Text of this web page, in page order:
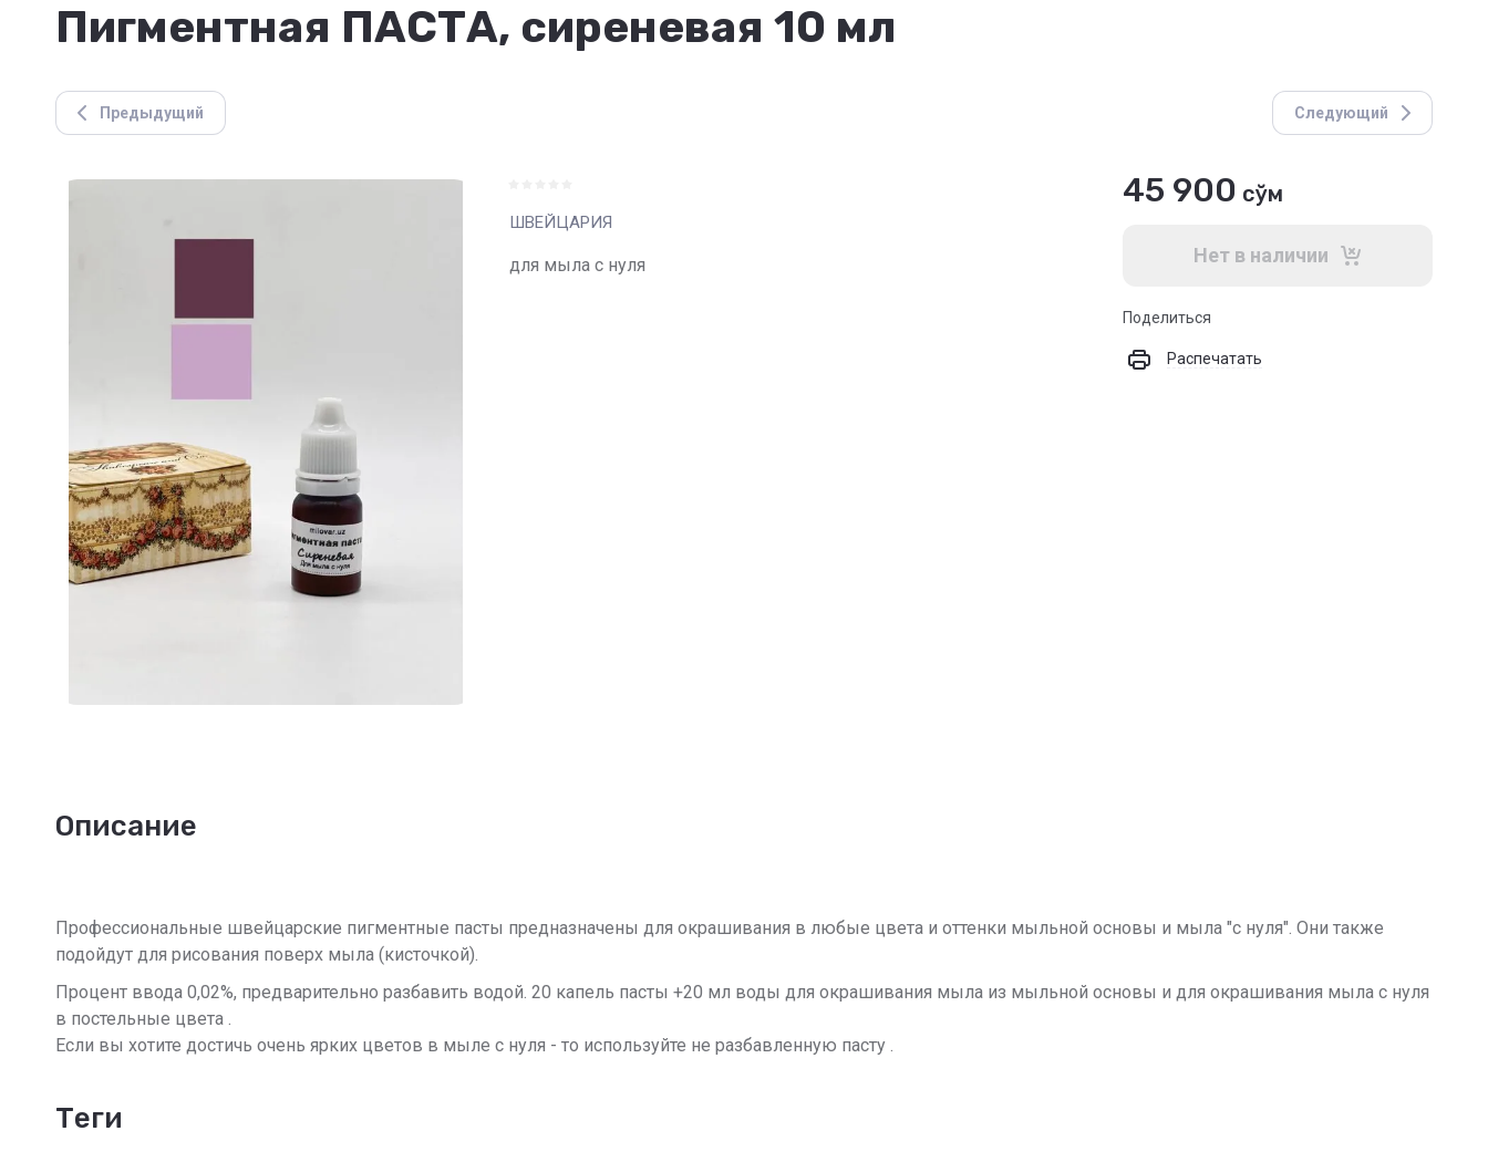
Пигментная ПАСТА, сиреневая 10 мл
Предыдущий Следующий
ШВЕЙЦАРИЯ
для мыла с нуля
45 900 сўм
Нет в наличии
Поделиться
Распечатать
Описание
Профессиональные швейцарские пигментные пасты предназначены для окрашивания в любые цвета и оттенки мыльной основы и мыла "с нуля". Они также
подойдут для рисования поверх мыла (кисточкой).
Процент ввода 0,02%, предварительно разбавить водой. 20 капель пасты +20 мл воды для окрашивания мыла из мыльной основы и для окрашивания мыла с нуля
в постельные цвета .
Если вы хотите достичь очень ярких цветов в мыле с нуля - то используйте не разбавленную пасту .
теги